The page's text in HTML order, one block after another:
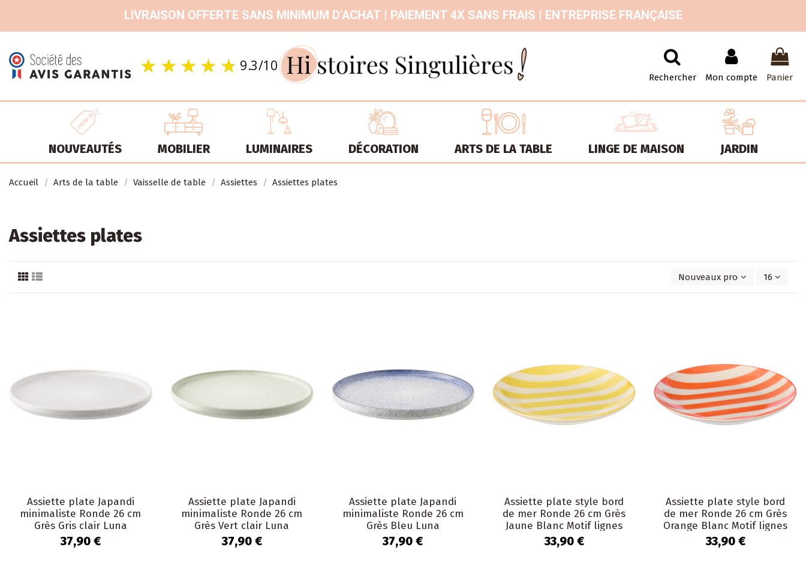
LIVRAISON OFFERTE SANS MINIMUM D'ACHAT | PAIEMENT 4X SANS FRAIS | ENTREPRISE FRANÇAISE
9.3/10 Rechercher Mon compte Panier
NOUVEAUTÉS MOBILIER LUMINAIRES DÉCORATION ARTS DE LA TABLE LINGE DE MAISON JARDIN
Accueil Arts de la table Vaisselle de table Assiettes Assiettes plates
Assiettes plates
Nouveaux produits en premier
16
Assiette plate Japandi
minimaliste Ronde 26 cm
Grès Gris clair Luna
37,90 €
Assiette plate Japandi
minimaliste Ronde 26 cm
Grès Vert clair Luna
37,90 €
Assiette plate Japandi
minimaliste Ronde 26 cm
Grès Bleu Luna
37,90 €
Assiette plate style bord
de mer Ronde 26 cm Grès
Jaune Blanc Motif lignes
Verona
33,90 €
Assiette plate style bord
de mer Ronde 26 cm Grès
Orange Blanc Motif lignes
Verona
33,90 €